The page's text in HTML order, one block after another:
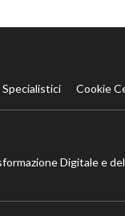
Cookie
Digitale e